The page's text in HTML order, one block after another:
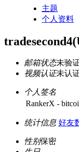
主题
个人资料
tradesecond4
邮箱状态未验
视频认证未认
个人签名
RankerX -
统计信息 好友
性别保密